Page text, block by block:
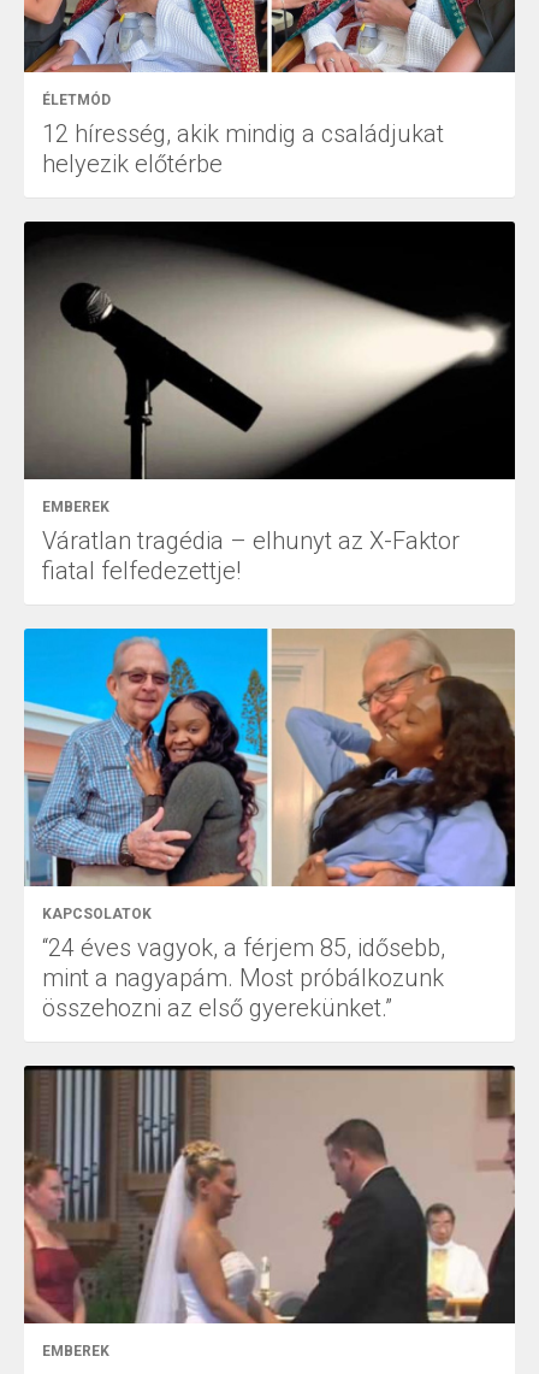
ÉLETMÓD
12 híresség, akik mindig a családjukat
helyezik előtérbe
EMBEREK
Váratlan tragédia – elhunyt az X-Faktor
fiatal felfedezettje!
KAPCSOLATOK
“24 éves vagyok, a férjem 85, idősebb,
mint a nagyapám. Most próbálkozunk
összehozni az első gyerekünket.”
EMBEREK